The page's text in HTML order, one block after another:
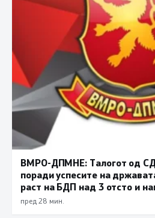
ВМРО-ДПМНЕ: Талогот од
поради успесите на
раст на БДП над 3 отсто и
се показатели за економска
пред 28 мин.